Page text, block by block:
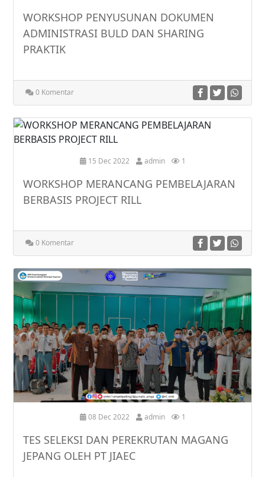
WORKSHOP PENYUSUNAN DOKUMEN
ADMINISTRASI BULD DAN SHARING
PRAKTIK
0 Komentar
15 Dec 2022 admin 1
WORKSHOP MERANCANG PEMBELAJARAN
BERBASIS PROJECT RILL
0 Komentar
08 Dec 2022 admin 1
TES SELEKSI DAN PEREKRUTAN MAGANG
JEPANG OLEH PT JIAEC